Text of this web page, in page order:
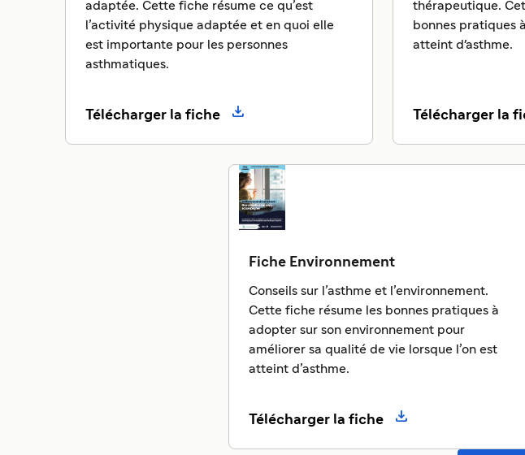
adaptée. Cette fiche résume ce qu’est
l’activité physique adaptée et en quoi elle
est importante pour les personnes
asthmatiques.
Télécharger la fiche 
thérapeutique.
bonnes pratiques
atteint d'asthme.
Télécharger la
Fiche Environnement
Conseils sur l’asthme et l’environnement.
Cette fiche résume les bonnes pratiques à
adopter sur son environnement pour
améliorer sa qualité de vie lorsque l’on est
atteint d’asthme.
Télécharger la fiche 